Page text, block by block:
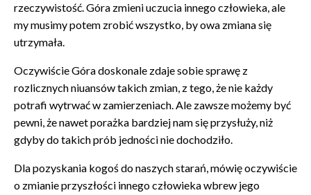
rzeczywistość. Góra zmieni uczucia innego człowieka, ale
my musimy potem zrobić wszystko, by owa zmiana się
utrzymała.
Oczywiście Góra doskonale zdaje sobie sprawę z
rozlicznych niuansów takich zmian, z tego, że nie każdy
potrafi wytrwać w zamierzeniach. Ale zawsze możemy być
pewni, że nawet porażka bardziej nam się przysłuży, niż
gdyby do takich prób jedności nie dochodziło.
Dla pozyskania kogoś do naszych starań, mówię oczywiście
o zmianie przyszłości innego człowieka wbrew jego